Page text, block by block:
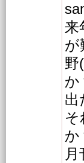
来
が
野
か
出
そ
か